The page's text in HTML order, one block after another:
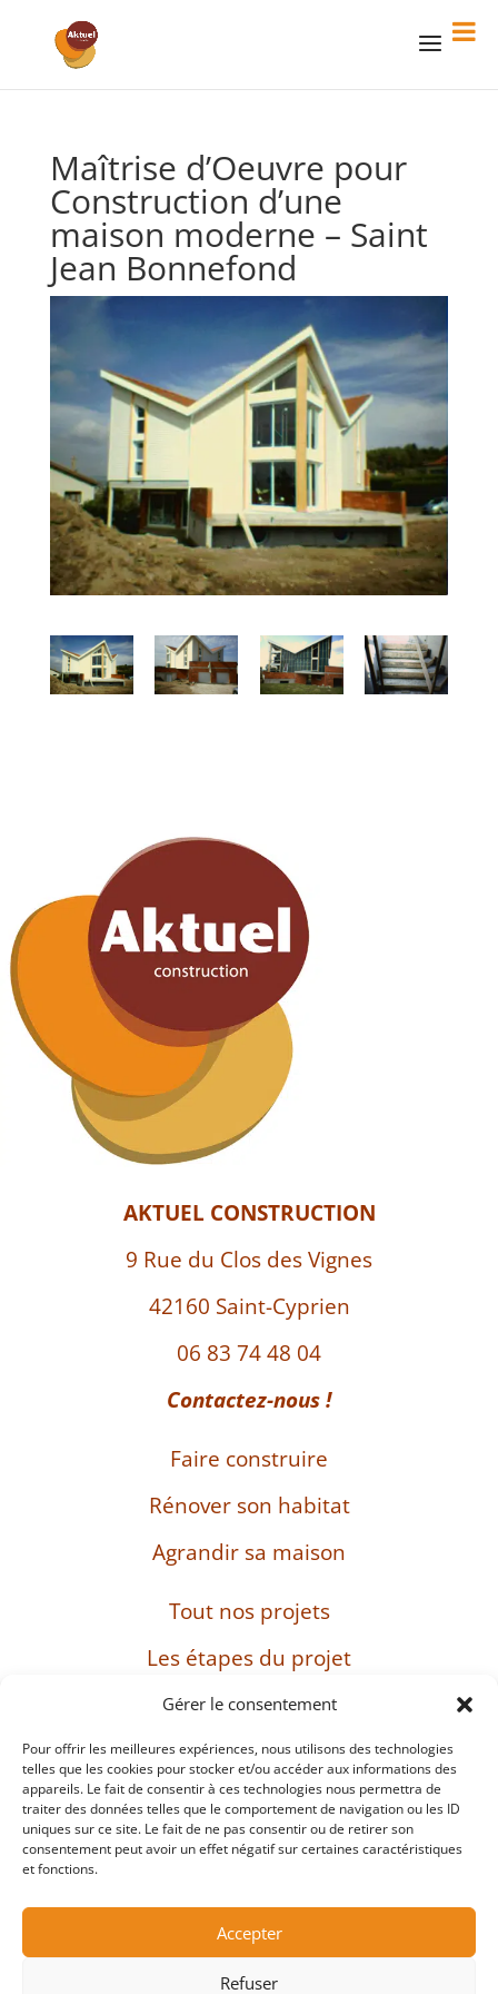
Gérer le consentement
Pour offrir les meilleures expériences, nous utilisons des technologies
telles que les cookies pour stocker et/ou accéder aux informations des
appareils. Le fait de consentir à ces technologies nous permettra de
traiter des données telles que le comportement de navigation ou les ID
uniques sur ce site. Le fait de ne pas consentir ou de retirer son
consentement peut avoir un effet négatif sur certaines caractéristiques
et fonctions.
Accepter
Refuser
Maîtrise d’Oeuvre pour
Construction d’une
maison moderne – Saint
Jean Bonnefond
AKTUEL CONSTRUCTION
9 Rue du Clos des Vignes
42160 Saint-Cyprien
06 83 74 48 04
Contactez-nous !
Faire construire
Rénover son habitat
Agrandir sa maison
Tout nos projets
Les étapes du projet
L’entreprise
SIRET : 482 897 469 00037 – Capital : 8 000 euros
– TVA intracommunautaire : FR38482897469
Protection des données personnelles et cookies